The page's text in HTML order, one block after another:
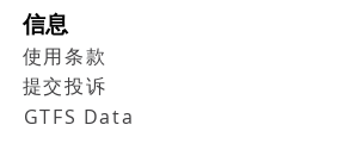
信息
使用条款
提交投诉
GTFS Data